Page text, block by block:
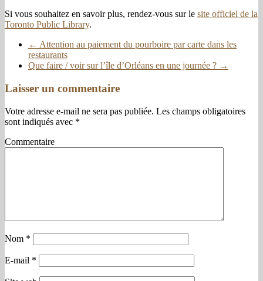
Si vous souhaitez en savoir plus, rendez-vous sur le site officiel de la
Toronto Public Library.
← Attention au paiement du pourboire par carte dans les
restaurants
Que faire / voir sur l’île d’Orléans en une journée ? →
Laisser un commentaire
Votre adresse e-mail ne sera pas publiée. Les champs obligatoires
sont indiqués avec *
Commentaire
Nom *
E-mail *